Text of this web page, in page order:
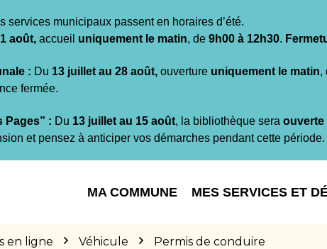
services municipaux passent en horaires d’été.
août, accueil uniquement le matin, de 9h00 à 12h30.
: Du 13 juillet au 28 août, ouverture uniquement le matin,
fermée.
Pages” : Du 13 juillet au 15 août, la bibliothèque sera ouverte
et pensez à anticiper vos démarches pendant cette période.
MA COMMUNE MES SERVICES ET
en ligne Véhicule Permis de conduire